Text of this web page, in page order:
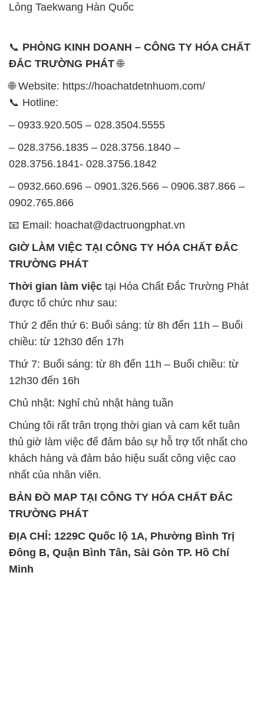
Lỏng Taekwang Hàn Quốc
📞 PHÒNG KINH DOANH – CÔNG TY HÓA CHẤT
ĐẮC TRƯỜNG PHÁT🌐
🌐 Website: https://hoachatdetnhuom.com/
📞 Hotline:
– 0933.920.505 – 028.3504.5555
– 028.3756.1835 – 028.3756.1840 –
028.3756.1841- 028.3756.1842
– 0932.660.696 – 0901.326.566 – 0906.387.866 –
0902.765.866
📧 Email: hoachat@dactruongphat.vn
GIỜ LÀM VIỆC TẠI CÔNG TY HÓA CHẤT ĐẮC
TRƯỜNG PHÁT
Thời gian làm việc tại Hóa Chất Đắc Trường Phát
được tổ chức như sau:
Thứ 2 đến thứ 6: Buổi sáng: từ 8h đến 11h – Buổi
chiều: từ 12h30 đến 17h
Thứ 7: Buổi sáng: từ 8h đến 11h – Buổi chiều: từ
12h30 đến 16h
Chủ nhật: Nghỉ chủ nhật hàng tuần
Chúng tôi rất trân trọng thời gian và cam kết tuân
thủ giờ làm việc để đảm bảo sự hỗ trợ tốt nhất cho
khách hàng và đảm bảo hiệu suất công việc cao
nhất của nhân viên.
BẢN ĐỒ MAP TẠI CÔNG TY HÓA CHẤT ĐẮC
TRƯỜNG PHÁT
ĐỊA CHỈ: 1229C Quốc lộ 1A, Phường Bình Trị
Đông B, Quận Bình Tân, Sài Gòn TP. Hồ Chí
Minh